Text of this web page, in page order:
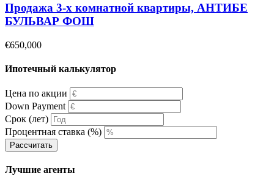
Продажа 3-х комнатной квартиры, АНТИБЕ
БУЛЬВАР ФОШ
€650,000
Ипотечный калькулятор
Цена по акции
Down Payment
Срок (лет)
Процентная ставка (%)
Рассчитать
Лучшие агенты